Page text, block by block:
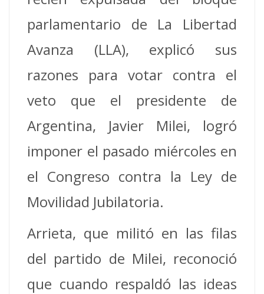
parlamentario de La Libertad
Avanza (LLA), explicó sus
razones para votar contra el
veto que el presidente de
Argentina, Javier Milei, logró
imponer el pasado miércoles en
el Congreso contra la Ley de
Movilidad Jubilatoria.
Arrieta, que militó en las filas
del partido de Milei, reconoció
que cuando respaldó las ideas